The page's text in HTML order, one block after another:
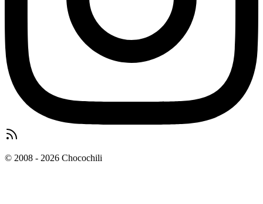
© 2008 - 2026 Chocochili